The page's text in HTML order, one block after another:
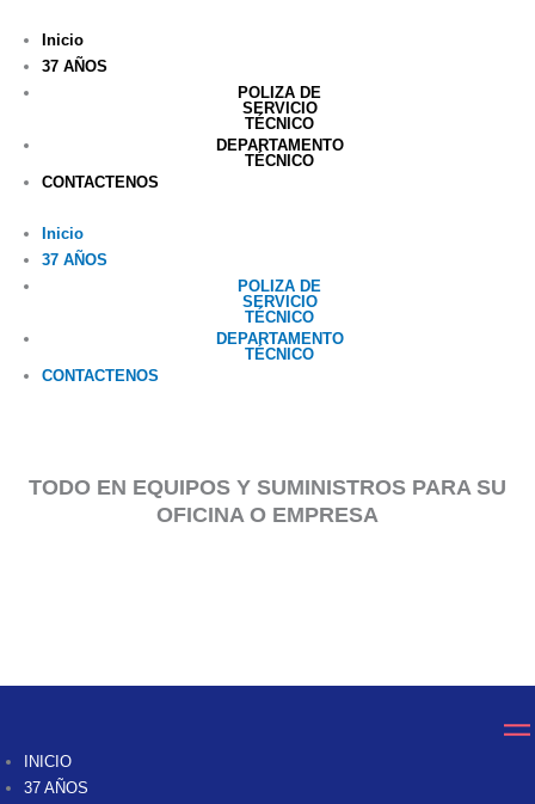
contenido
Inicio
37 AÑOS
POLIZA DE
SERVICIO
TÉCNICO
DEPARTAMENTO
TÉCNICO
CONTACTENOS
Inicio
37 AÑOS
POLIZA DE
SERVICIO
TÉCNICO
DEPARTAMENTO
TÉCNICO
CONTACTENOS
TODO EN EQUIPOS Y SUMINISTROS PARA SU
OFICINA O EMPRESA
INICIO
37 AÑOS